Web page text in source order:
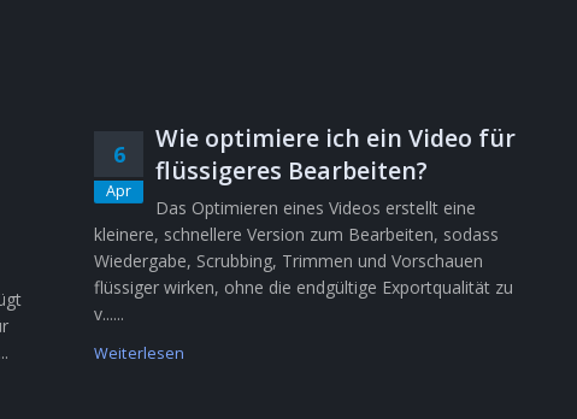
6
Apr
Wie optimiere ich ein Video für
flüssigeres Bearbeiten?
Das Optimieren eines Videos erstellt eine
kleinere, schnellere Version zum Bearbeiten, sodass
Wiedergabe, Scrubbing, Trimmen und Vorschauen
flüssiger wirken, ohne die endgültige Exportqualität zu
v......
Weiterlesen